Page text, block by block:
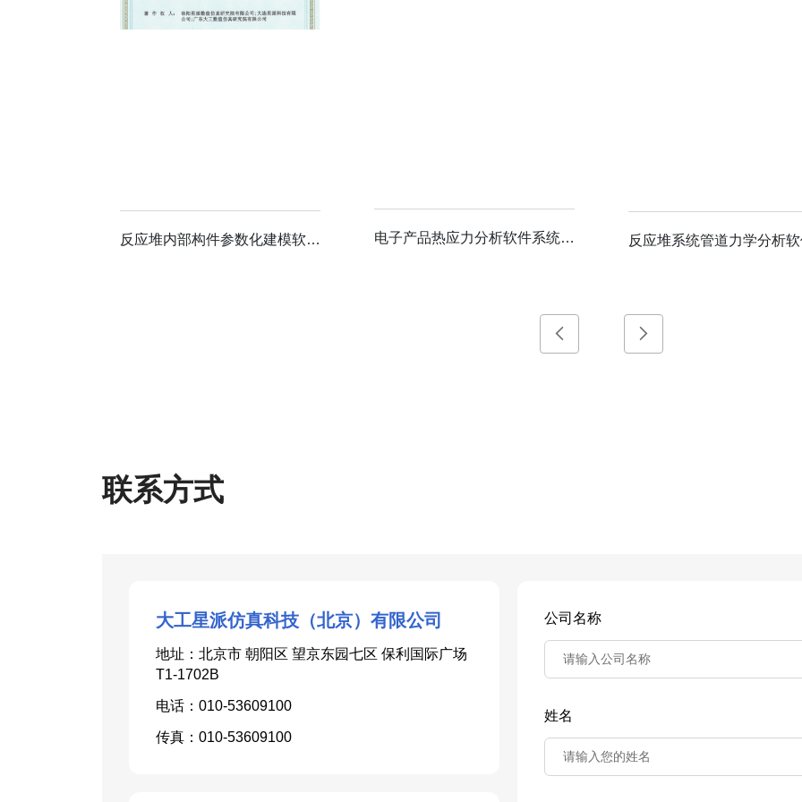
反应堆内部构件参数化建模软件系统1.0 电子产品热应力分析软件系统1.0
联系方式
大工星派仿真科技（北京）有限公司
地址：北京市 朝阳区 望京东园七区 保利国际广场
T1-1702B
电话：010-53609100
传真：010-53609100
公司名称
姓名